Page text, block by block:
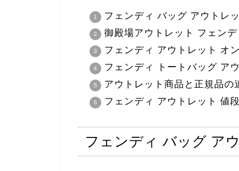
フェンディ バッグ アウトレ
御殿場アウトレット フェン
フェンディ アウトレット オ
フェンディ トートバッグ ア
アウトレット商品と正規品の
フェンディ アウトレット 値
フェンディ バッグ ア